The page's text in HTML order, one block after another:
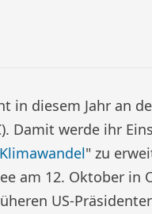
in diesem Jahr an
Damit werde ihr
Klimawandel" zu
am 12. Oktober in
US-